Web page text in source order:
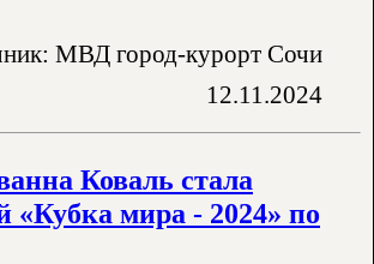
МВД город-курорт Сочи
12.11.2024
Коваль стала
«Кубка мира - 2024» по